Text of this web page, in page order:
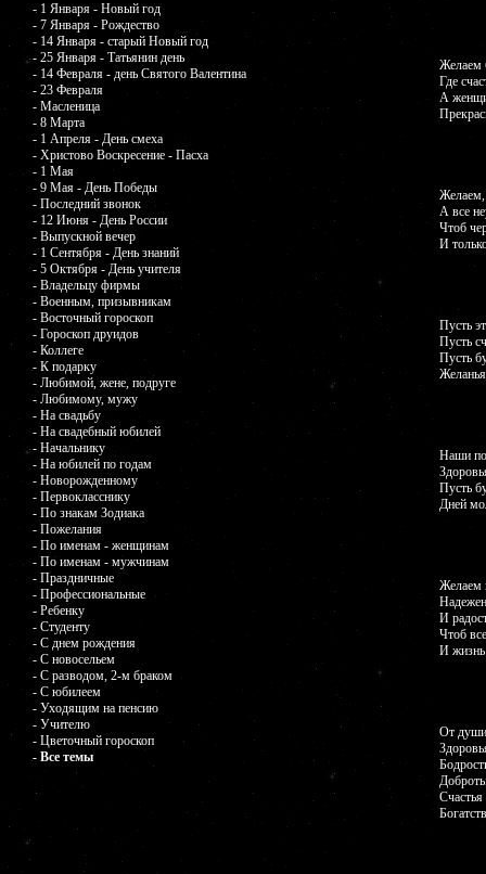
- 1 Января - Новый год
- 7 Января - Рождество
- 14 Января - старый Новый год
- 25 Января - Татьянин день
- 14 Февраля - день Святого Валентина
- 23 Февраля
- Масленица
- 8 Марта
- 1 Апреля - День смеха
- Христово Воскресение - Пасха
- 1 Мая
- 9 Мая - День Победы
- Последний звонок
- 12 Июня - День России
- Выпускной вечер
- 1 Сентября - День знаний
- 5 Октября - День учителя
- Владельцу фирмы
- Военным, призывникам
- Восточный гороскоп
- Гороскоп друидов
- Коллеге
- К подарку
- Любимой, жене, подруге
- Любимому, мужу
- На свадьбу
- На свадебный юбилей
- Начальнику
- На юбилей по годам
- Новорожденному
- Первокласснику
- По знакам Зодиака
- Пожелания
- По именам - женщинам
- По именам - мужчинам
- Праздничные
- Профессиональные
- Ребенку
- Студенту
- С днем рождения
- С новосельем
- С разводом, 2-м браком
- С юбилеем
- Уходящим на пенсию
- Учителю
- Цветочный гороскоп
- Все темы
Желаем
Где
А
Желаем,
А все
Чтоб
И
Пусть
Пусть
Пусть
Наши
Пусть
Дней
Желаем
И
Чтоб
И жизнь
От
Счастья